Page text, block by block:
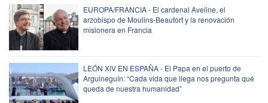
EUROPA/FRANCIA - El cardenal Aveline, el
arzobispo de Moulins-Beaufort y la renovación
misionera en Francia
LEÓN XIV EN ESPAÑA - El Papa en el puerto de
Arguineguín: “Cada vida que llega nos pregunta qué
queda de nuestra humanidad”